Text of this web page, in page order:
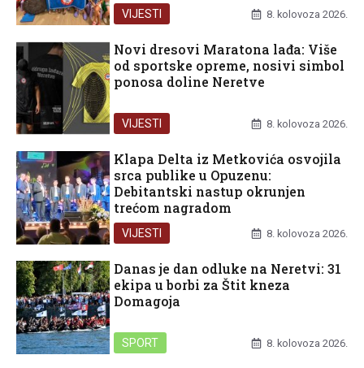
VIJESTI 8. kolovoza 2026.
Novi dresovi Maratona lađa: Više
od sportske opreme, nosivi simbol
ponosa doline Neretve
VIJESTI 8. kolovoza 2026.
Klapa Delta iz Metkovića osvojila
srca publike u Opuzenu:
Debitantski nastup okrunjen
trećom nagradom
VIJESTI 8. kolovoza 2026.
Danas je dan odluke na Neretvi: 31
ekipa u borbi za Štit kneza
Domagoja
SPORT 8. kolovoza 2026.